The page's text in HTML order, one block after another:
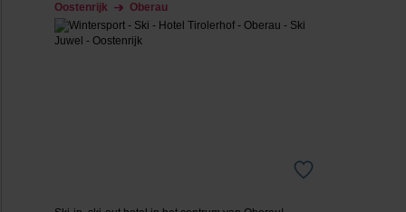
Oostenrijk Oberau